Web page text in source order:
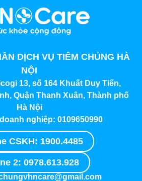
DỊCH VỤ TIÊM CHỦNG HÀ
NỘI
13, số 164 Khuất Duy Tiến,
Quận Thanh Xuân, Thành phố
Hà Nội
nghiệp: 0109650990
CSKH: 1900.4485
2: 0978.613.928